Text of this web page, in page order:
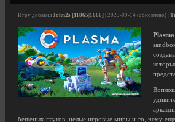
Игру добавил John2s [11865|1666] | 2023-09-14 (обновлено) |
Plasma
бешеных пауков, целые игровые миры и то, чему еще